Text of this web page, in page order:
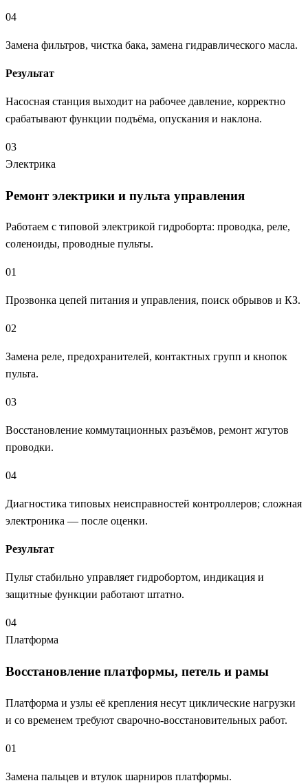
04
Замена фильтров, чистка бака, замена гидравлического масла.
Результат
Насосная станция выходит на рабочее давление, корректно
срабатывают функции подъёма, опускания и наклона.
03
Электрика
Ремонт электрики и пульта управления
Работаем с типовой электрикой гидроборта: проводка, реле,
соленоиды, проводные пульты.
01
Прозвонка цепей питания и управления, поиск обрывов и КЗ.
02
Замена реле, предохранителей, контактных групп и кнопок
пульта.
03
Восстановление коммутационных разъёмов, ремонт жгутов
проводки.
04
Диагностика типовых неисправностей контроллеров; сложная
электроника — после оценки.
Результат
Пульт стабильно управляет гидробортом, индикация и
защитные функции работают штатно.
04
Платформа
Восстановление платформы, петель и рамы
Платформа и узлы её крепления несут циклические нагрузки
и со временем требуют сварочно-восстановительных работ.
01
Замена пальцев и втулок шарниров платформы.